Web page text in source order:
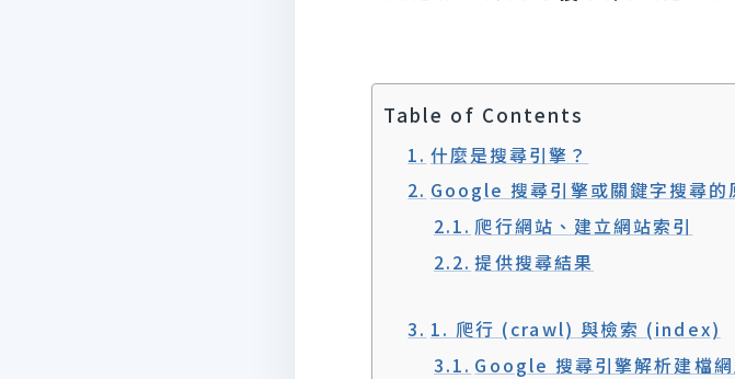
Table of Contents
什麼是搜尋引擎？
Google 搜尋引擎或關鍵字搜尋的
爬行網站、建立網站索引
提供搜尋結果
1. 爬行 (crawl) 與檢索 (index)
Google 搜尋引擎解析建檔